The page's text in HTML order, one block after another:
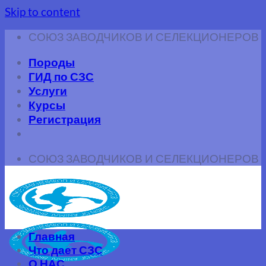
Skip to content
СОЮЗ ЗАВОДЧИКОВ И СЕЛЕКЦИОНЕРОВ
Породы
ГИД по СЗС
Услуги
Курсы
Регистрация
СОЮЗ ЗАВОДЧИКОВ И СЕЛЕКЦИОНЕРОВ
Главная
Что дает СЗС